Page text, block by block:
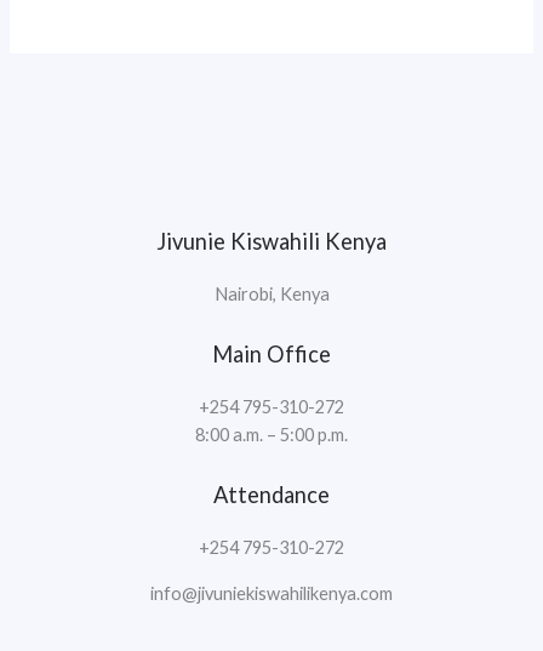
Jivunie Kiswahili Kenya
Nairobi, Kenya
Main Office
+254 795-310-272
8:00 a.m. – 5:00 p.m.
Attendance
+254 795-310-272
info@jivuniekiswahilikenya.com